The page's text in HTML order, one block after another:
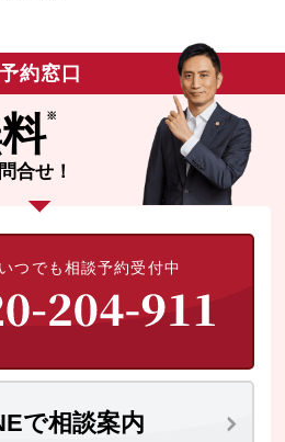
約窓口
合せ！
つでも相談予約受付中
で相談案内